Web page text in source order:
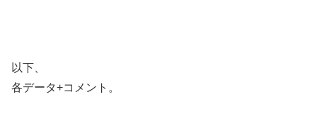
以下、
各データ+コメント。